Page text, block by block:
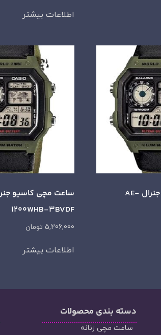
اطلاعات بیشتر
ساعت مچی کاسیو جنرال AE-
1200WHB-3BVDF
5,206,000 تومان
اطلاعات بیشتر
دسته‌ بندی محصولات
ساعت مچی زنانه